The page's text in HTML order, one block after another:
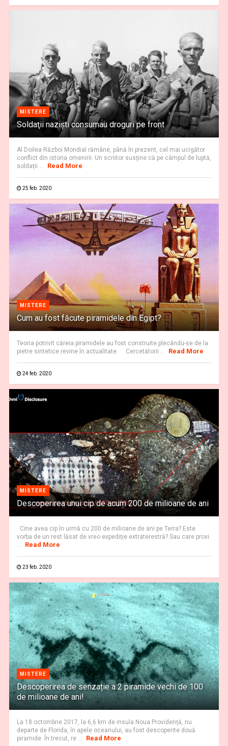
MISTERE
Soldaţii nazişti consumau droguri pe front
Al Doilea Război Mondial rămâne, până în prezent, cel mai ucigător
conflict din istoria omenirii. Un scriitor susţine că pe câmpul de luptă,
soldații ...
Read More
25 feb. 2020
MISTERE
Cum au fost făcute piramidele din Egipt?
Teoria potrivit căreia piramidele au fost construite plecându-se de la
pietre sintetice revine în actualitate. Cercetătorii ...
Read More
24 feb. 2020
MISTERE
Descoperirea unui cip de acum 200 de milioane de ani
Cine avea cip în urmă cu 200 de milioane de ani pe Terra? Este
vorba de un rest lăsat de vreo expediţie extraterestră? Sau care provi
...
Read More
23 feb. 2020
MISTERE
Descoperirea de senzație a 2 piramide vechi de 100
de milioane de ani!
La 18 octombrie 2017, la 6,6 km de insula Noua Providență, nu
departe de Florida, în apele oceanului, au fost descoperite două
piramide. În trecut, re ...
Read More